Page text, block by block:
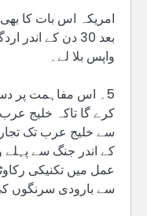
امریکہ اس بات کا
بعد 30 دن کے
واپس بلا لے۔
5۔ اس مفاہمت پر
کرے گا تاکہ خلیج
کے اندر جنگ سے
عمل میں تکنیکی
سے بارودی سرنگوں